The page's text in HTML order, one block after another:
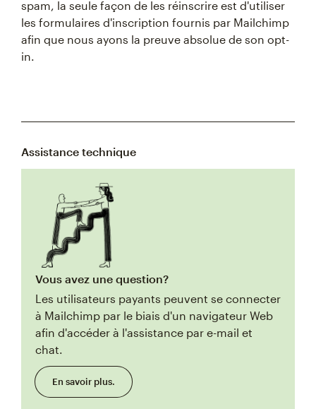
spam, la seule façon de les réinscrire est d'utiliser
les formulaires d'inscription fournis par Mailchimp
afin que nous ayons la preuve absolue de son opt-
in.
Assistance technique
Vous avez une question?
Les utilisateurs payants peuvent se connecter
à Mailchimp par le biais d'un navigateur Web
afin d'accéder à l'assistance par e-mail et
chat.
En savoir plus.